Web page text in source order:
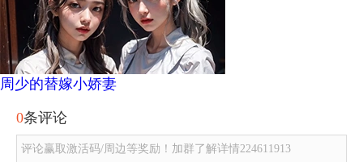
周少的替嫁小娇妻
0条评论
评论赢取激活码/周边等奖励！加群了解详情224611913